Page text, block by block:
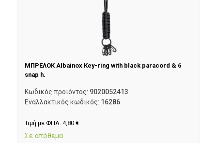
ΜΠΡΕΛΟΚ Albainox Key-ring with black paracord & 6
snap h.
Κωδικός προϊόντος: 9020052413
Εναλλακτικός κωδικός: 16286
Τιμή με ΦΠΑ: 4,80 €
Σε απόθεμα